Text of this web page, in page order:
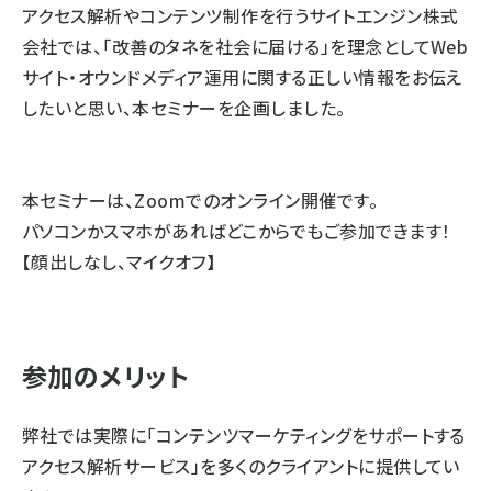
アクセス解析やコンテンツ制作を行うサイトエンジン株式
会社では、「改善のタネを社会に届ける」を理念としてWeb
サイト・オウンドメディア運用に関する正しい情報をお伝え
したいと思い、本セミナーを企画しました。
本セミナーは、Zoomでのオンライン開催です。
パソコンかスマホがあればどこからでもご参加できます！
【顔出しなし、マイクオフ】
参加のメリット
弊社では実際に「コンテンツマーケティングをサポートする
アクセス解析サービス」を多くのクライアントに提供してい